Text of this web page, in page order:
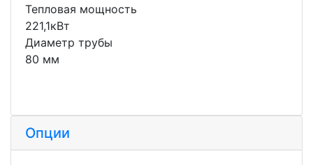
Тепловая мощность
221,1кВт
Диаметр трубы
80 мм
Опции